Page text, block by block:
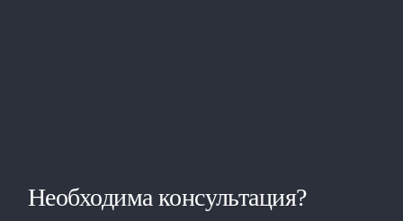
Необходима консультация?